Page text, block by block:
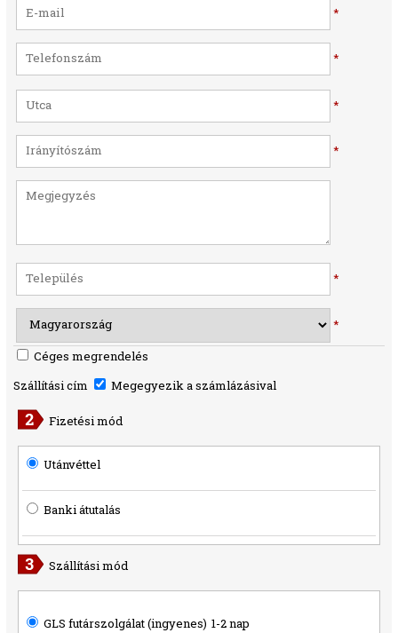
*
*
*
*
*
*
Céges megrendelés
Szállítási cím
Megegyezik a számlázásival
Fizetési mód
Utánvéttel
Banki átutalás
Szállítási mód
GLS futárszolgálat (ingyenes) 1-2 nap